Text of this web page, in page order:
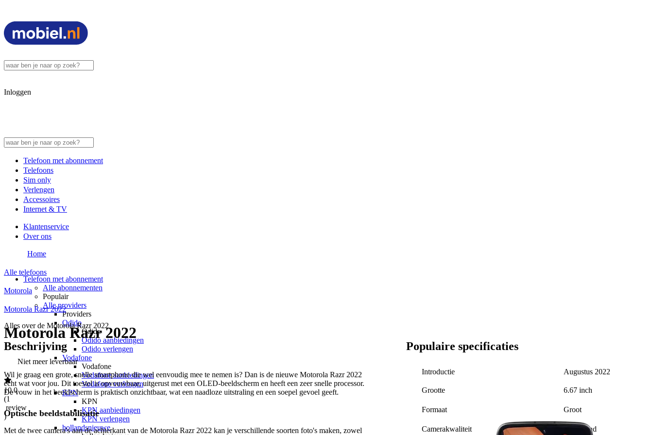
Inloggen
Telefoon met abonnement
Telefoons
Sim only
Verlengen
Accessoires
Internet & TV
Klantenservice
Over ons
Telefoon met abonnement
Alle abonnementen
Populair
Alle providers
Providers
Odido
Odido
Odido aanbiedingen
Odido verlengen
Vodafone
Vodafone
Vodafone aanbiedingen
Vodafone verlengen
KPN
KPN
KPN aanbiedingen
KPN verlengen
hollandsnieuwe
Home
Alle telefoons
Motorola
Motorola Razr 2022
Motorola Razr 2022
Niet meer leverbaar
10,0
(1
review
)
Alles over de Motorola Razr 2022
Beschrijving
Wil je graag een grote, snelle smartphone die wel eenvoudig mee te nemen is? Dan is de nieuwe Motorola Razr 2022
echt wat voor jou. Dit toestel is opvouwbaar, uitgerust met een OLED-beeldscherm en heeft een zeer snelle processor.
De vouw in het beeldscherm is praktisch onzichtbaar, wat een naadloze uitstraling en een soepel gevoel geeft.
Optische beeldstabilisatie
Met de twee camera's aan de achterkant van de Motorola Razr 2022 kan je verschillende soorten foto's maken, zowel
Populaire specificaties
Introductie Augustus 2022
Grootte 6.67 inch
Formaat Groot
Camerakwaliteit Uitstekend